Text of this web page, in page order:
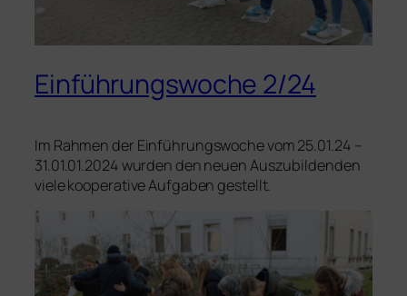
Einführungswoche 2/24
Im Rahmen der Einführungswoche vom 25.01.24 –
31.01.01.2024 wurden den neuen Auszubildenden
viele kooperative Aufgaben gestellt.